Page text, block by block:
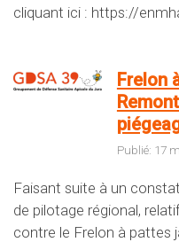
cliquant ici : https://
Frelon
Publié: 17
Faisant suite à un
de pilotage régional,
contre le Frelon à pattes